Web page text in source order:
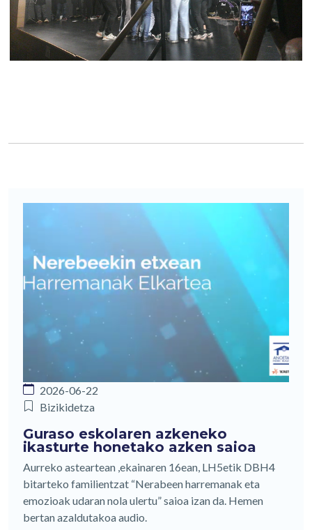
2026-06-22
Bizikidetza
Guraso eskolaren azkeneko
ikasturte honetako azken saioa
Aurreko asteartean ,ekainaren 16ean, LH5etik DBH4
bitarteko familientzat “Nerabeen harremanak eta
emozioak udaran nola ulertu” saioa izan da. Hemen
bertan azaldutakoa audio.